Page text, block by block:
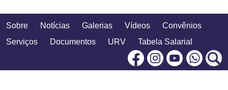
Sobre Notícias Galerias Vídeos
Convênios
Serviços
Documentos URV
Tabela Salarial
FacebookInstagram